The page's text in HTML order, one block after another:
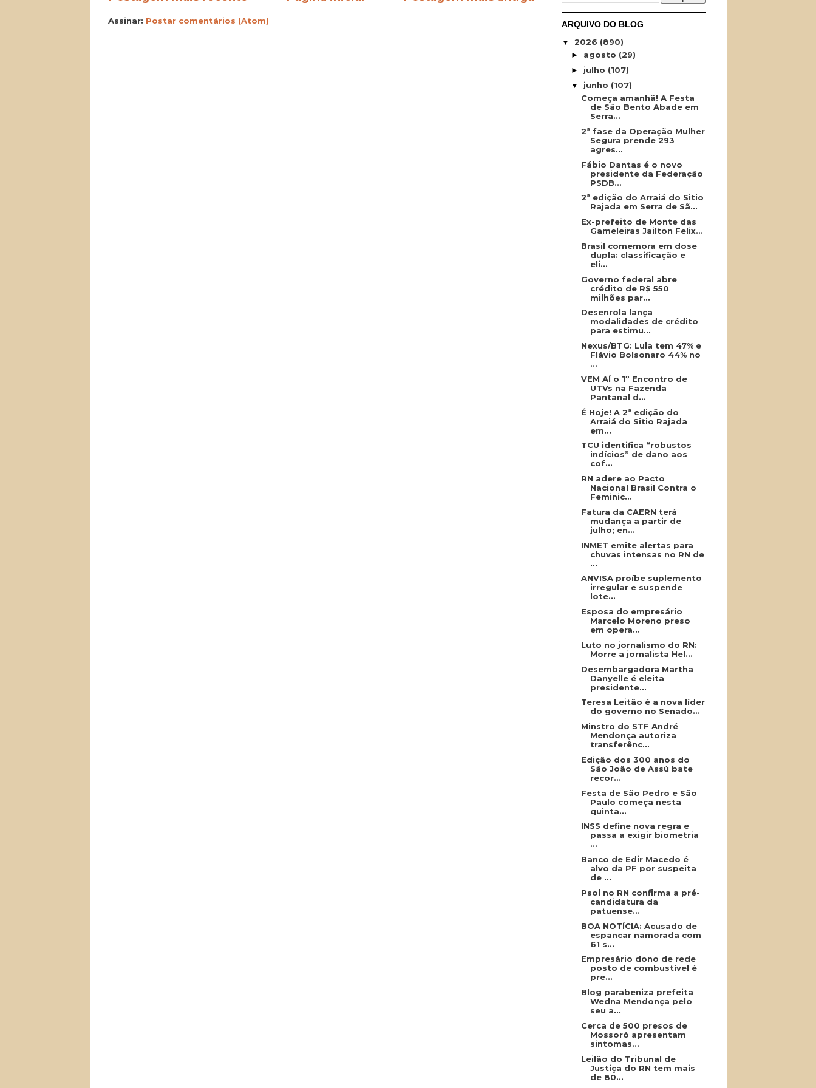
Assinar: Postar comentários (Atom) ARQUIVO DO BLOG
▼ 2026 (890)
► agosto (29)
► julho (107)
▼ junho (107)
Começa amanhã! A Festa
de São Bento Abade em
Serra...
2ª fase da Operação Mulher
Segura prende 293
agres...
Fábio Dantas é o novo
presidente da Federação
PSDB...
2ª edição do Arraiá do Sitio
Rajada em Serra de Sã...
Ex-prefeito de Monte das
Gameleiras Jailton Felix...
Brasil comemora em dose
dupla: classificação e
eli...
Governo federal abre
crédito de R$ 550
milhões par...
Desenrola lança
modalidades de crédito
para estimu...
Nexus/BTG: Lula tem 47% e
Flávio Bolsonaro 44% no
...
VEM AÍ o 1º Encontro de
UTVs na Fazenda
Pantanal d...
É Hoje! A 2ª edição do
Arraiá do Sitio Rajada
em...
TCU identifica “robustos
indícios” de dano aos
cof...
RN adere ao Pacto
Nacional Brasil Contra o
Feminic...
Fatura da CAERN terá
mudança a partir de
julho; en...
INMET emite alertas para
chuvas intensas no RN de
...
ANVISA proíbe suplemento
irregular e suspende
lote...
Esposa do empresário
Marcelo Moreno preso
em opera...
Luto no jornalismo do RN:
Morre a jornalista Hel...
Desembargadora Martha
Danyelle é eleita
presidente...
Teresa Leitão é a nova líder
do governo no Senado...
Minstro do STF André
Mendonça autoriza
transferênc...
Edição dos 300 anos do
São João de Assú bate
recor...
Festa de São Pedro e São
Paulo começa nesta
quinta...
INSS define nova regra e
passa a exigir biometria
...
Banco de Edir Macedo é
alvo da PF por suspeita
de ...
Psol no RN confirma a pré-
candidatura da
patuense...
BOA NOTÍCIA: Acusado de
espancar namorada com
61 s...
Empresário dono de rede
posto de combustível é
pre...
Blog parabeniza prefeita
Wedna Mendonça pelo
seu a...
Cerca de 500 presos de
Mossoró apresentam
sintomas...
Leilão do Tribunal de
Justiça do RN tem mais
de 80...